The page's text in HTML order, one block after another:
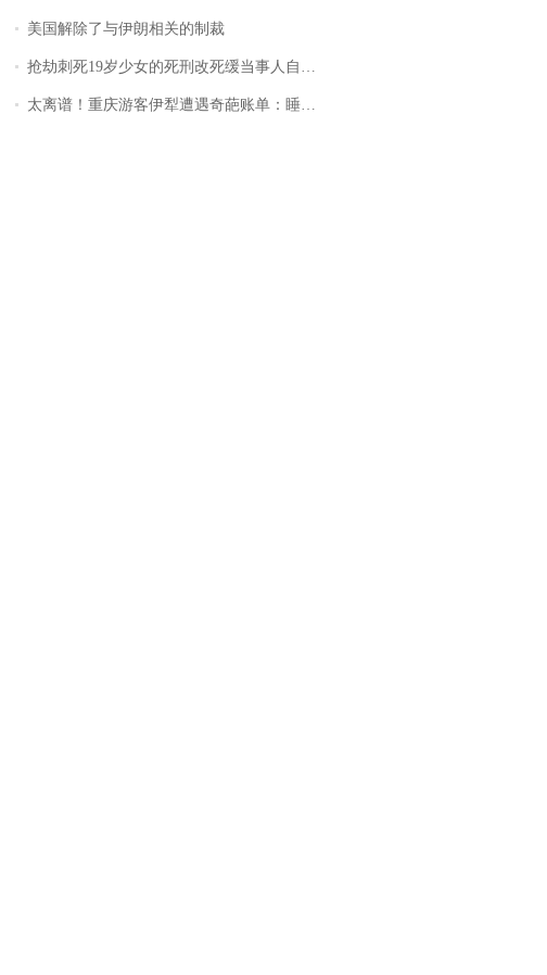
美国解除了与伊朗相关的制裁
抢劫刺死19岁少女的死刑改死缓当事人自述：出狱11年间始终刻意躲避被害人家属
太离谱！重庆游客伊犁遭遇奇葩账单：睡自己车里，被酒店收了150元“住宿费”